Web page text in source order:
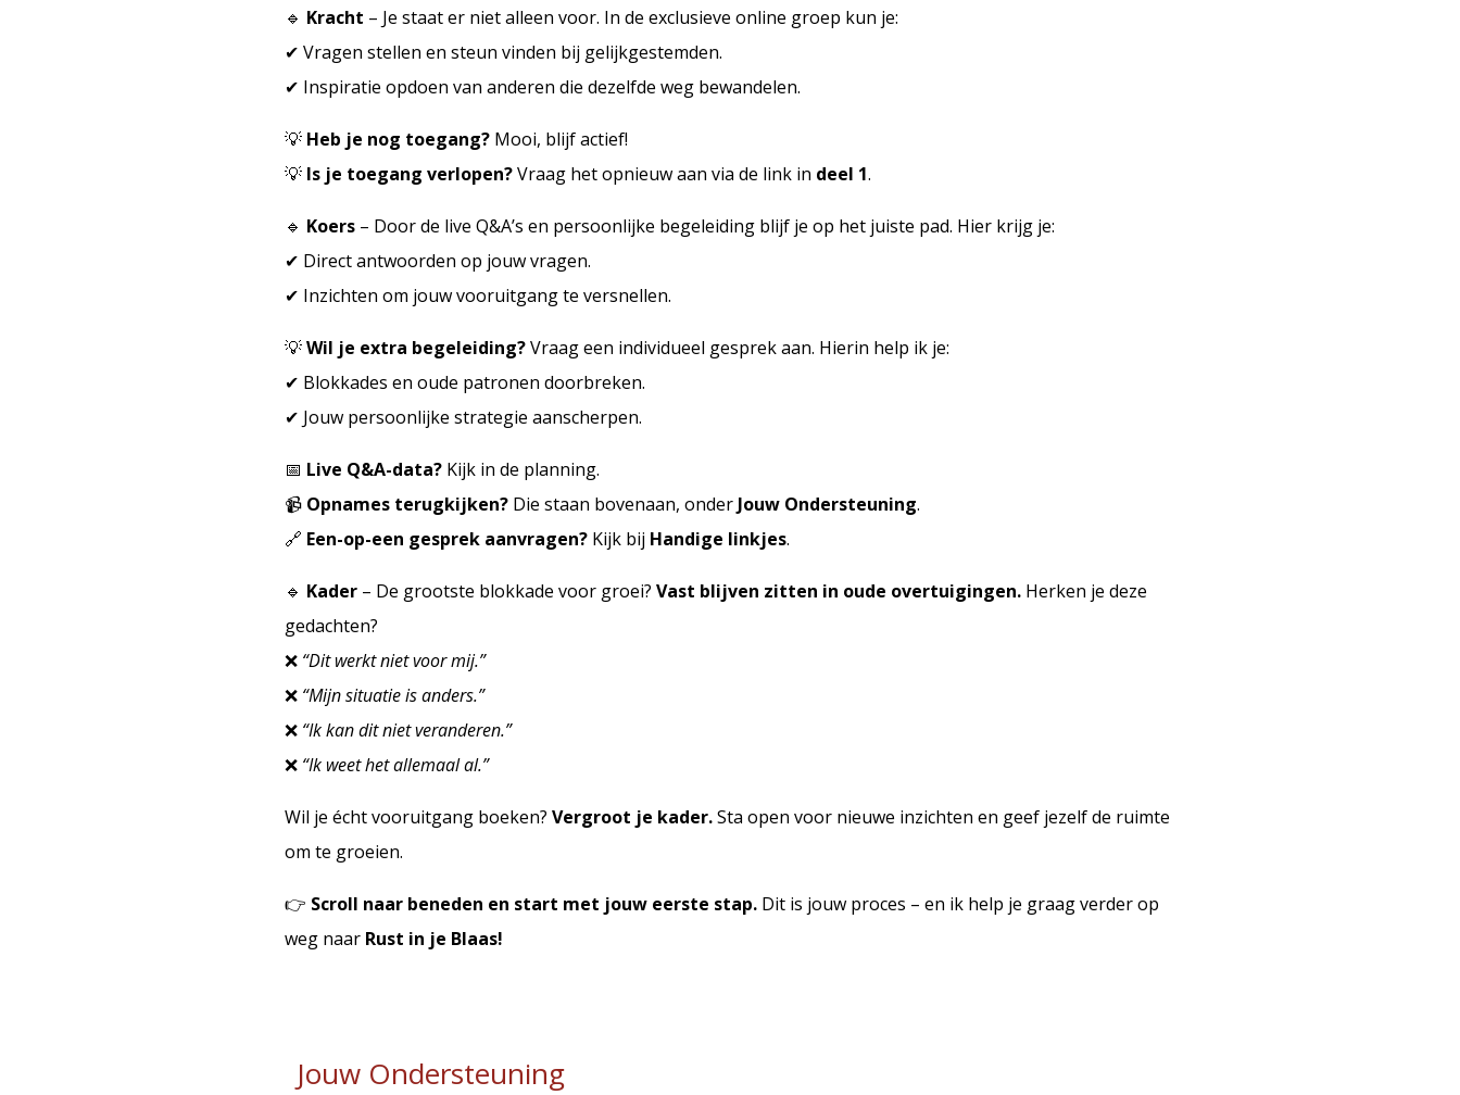
🔹 Kracht – Je staat er niet alleen voor. In de exclusieve online groep kun je:
✔ Vragen stellen en steun vinden bij gelijkgestemden.
✔ Inspiratie opdoen van anderen die dezelfde weg bewandelen.
💡 Heb je nog toegang?Mooi, blijf actief!
💡 Is je toegang verlopen?Vraag het opnieuw aan via de link in deel 1.
🔹 Koers– Door de live Q&A’s en persoonlijke begeleiding blijf je op het juiste pad. Hier krijg je:
✔ Direct antwoorden op jouw vragen.
✔ Inzichten om jouw vooruitgang te versnellen.
💡Wil je extra begeleiding?Vraag een individueel gesprek aan. Hierin help ik je:
✔ Blokkades en oude patronen doorbreken.
✔ Jouw persoonlijke strategie aanscherpen.
📅 Live Q&A-data?Kijk in de planning.
📹 Opnames terugkijken?Die staan bovenaan, onder Jouw Ondersteuning.
🔗 Een-op-een gesprek aanvragen?Kijk bij Handige linkjes.
🔹 Kader– De grootste blokkade voor groei? Vast blijven zitten in oude overtuigingen.Herken je deze
gedachten?
❌ “Dit werkt niet voor mij.”
❌ “Mijn situatie is anders.”
❌ “Ik kan dit niet veranderen.”
❌ “Ik weet het allemaal al.”
Wil je écht vooruitgang boeken? Vergroot je kader.Sta open voor nieuwe inzichten en geef jezelf de ruimte
om te groeien.
👉 Scroll naar beneden en start met jouw eerste stap.Dit is jouw proces – en ik help je graag verder op
weg naar Rust in je Blaas!
Jouw Ondersteuning